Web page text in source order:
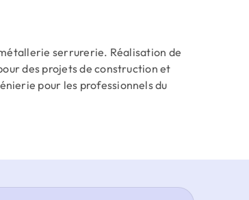
serrurerie. Réalisation de
des projets de construction et
pour les professionnels du